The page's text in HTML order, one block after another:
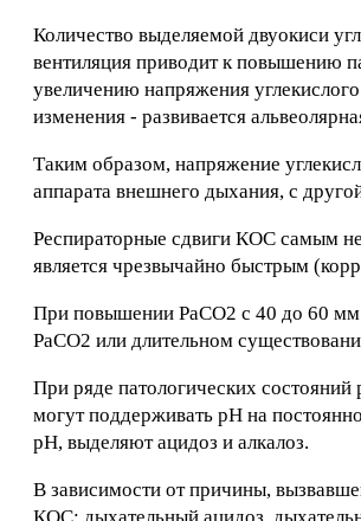
Количество выделяемой двуокиси
вентиляция приводит к повышению
увеличению напряжения
изменения - развивается
Таким образом, напряжение
аппарата внешнего дыхания, с
Респираторные сдвиги КОС самым
является чрезвычайно быстрым
При повышении РаСО2 с 40 до 60 мм
РаСО2 или длительном
При ряде патологических
могут поддерживать рН на
рН, выделяют ацидоз и алкалоз.
В зависимости от причины,